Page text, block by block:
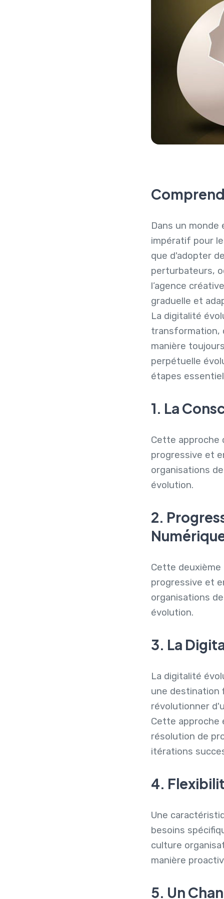
Dans un
impératif pour
que d'adopter
perturbateurs,
l’agence
graduelle et
La digitalité
transformation,
manière
perpétuelle
étapes
1. La
Cette approche
progressive et
organisations
évolution.
2.
Cette
progressive et
organisations
évolution.
3. La
La digitalité
une destination
révolutionner
Cette approche
résolution de
itérations
4.
Une
besoins
culture
manière
5. Un